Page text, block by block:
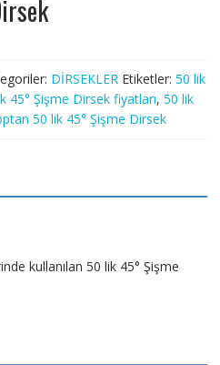
DİRSEKLER Etiketler: 50 lik
45° Şişme Dirsek fiyatları, 50 lik
50 lik 45° Şişme Dirsek
kullanılan 50 lik 45° Şişme